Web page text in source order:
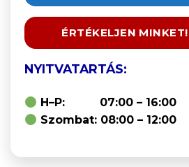
ÉRTÉKELJEN MINKET!
NYITVATARTÁS:
H–P: 07:00 – 16:00
Szombat: 08:00 – 12:00